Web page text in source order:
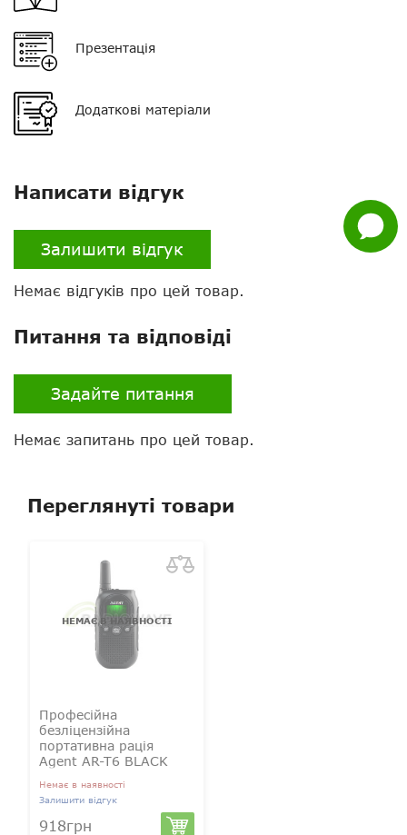
Задати
питання
Розмір
Вага
Комплектація
Скремблер
VOX є
Екран є
Гарнітура в комплекті
Можливість підключення
є
Зйомна антена
Презентація
Додаткові матеріали
Написати відгук
Залишити відгук
Немає відгуків про цей товар.
Питання та відповіді
Задайте питання
Немає запитань про цей товар.
Переглянуті товари
НЕМАЄ В НАЯВНОСТІ
Професійна
безліцензійна
портативна рація
Agent AR-T6 BLACK
Немає в наявності
Залишити відгук
918грн